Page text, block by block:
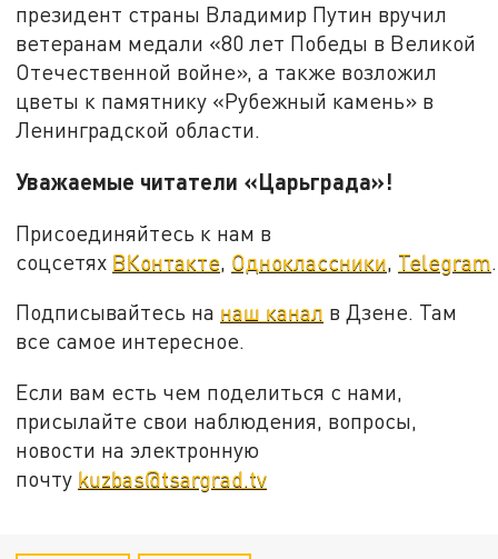
президент страны Владимир Путин вручил
ветеранам медали «80 лет Победы в Великой
Отечественной войне», а также возложил
цветы к памятнику «Рубежный камень» в
Ленинградской области.
Уважаемые читатели «Царьграда»!
Присоединяйтесь к нам в
соцсетях ВКонтакте Одноклассники Telegram
Подписывайтесь на наш канал в Дзене. Там
все самое интересное.
Если вам есть чем поделиться с нами,
присылайте свои наблюдения, вопросы,
новости на электронную
почту kuzbas@tsargrad.tv